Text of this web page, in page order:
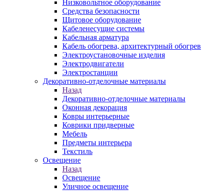
Низковольтное оборудование
Средства безопасности
Щитовое оборудование
Кабеленесущие системы
Кабельная арматура
Кабель обогрева, архитектурный обогрев
Электроустановочные изделия
Электродвигатели
Электростанции
Декоративно-отделочные материалы
Назад
Декоративно-отделочные материалы
Оконная декорация
Ковры интерьерные
Коврики придверные
Мебель
Предметы интерьера
Текстиль
Освещение
Назад
Освещение
Уличное освещение